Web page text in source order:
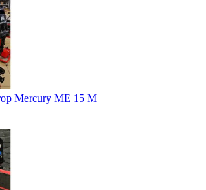
Mercury ME 15 M